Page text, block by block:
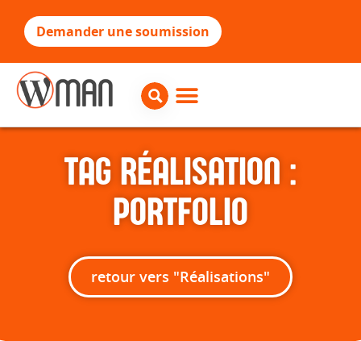
Demander une soumission
TAG RÉALISATION :
PORTFOLIO
retour vers "Réalisations"